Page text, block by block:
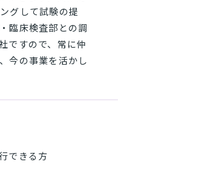
グして試験の提
臨床検査部との調
ですので、常に仲
今の事業を活かし
できる方